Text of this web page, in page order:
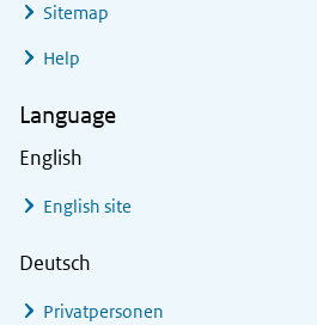
Sitemap
Help
Language
English
English site
Deutsch
Privatpersonen